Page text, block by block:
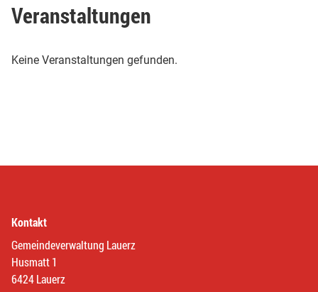
Veranstaltungen
Keine Veranstaltungen gefunden.
Kontakt
Gemeindeverwaltung Lauerz
Husmatt 1
6424 Lauerz